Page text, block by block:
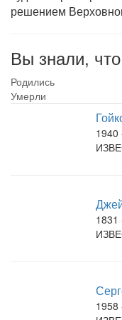
решением
Вы знали,
Родились
Умерли
1940
1831
1958